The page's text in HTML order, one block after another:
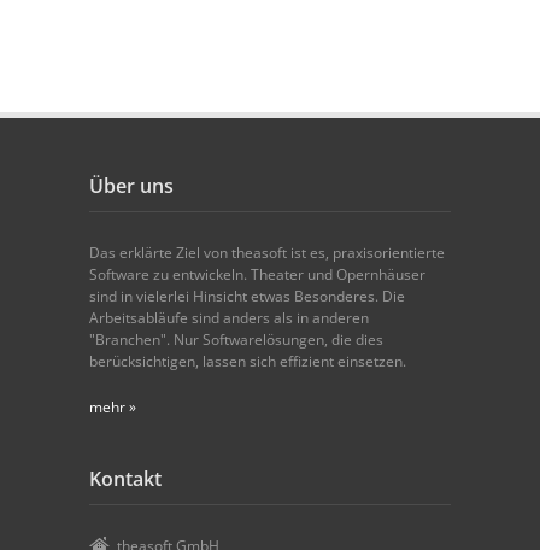
Über uns
Das erklärte Ziel von theasoft ist es, praxisorientierte
Software zu entwickeln. Theater und Opernhäuser
sind in vielerlei Hinsicht etwas Besonderes. Die
Arbeitsabläufe sind anders als in anderen
"Branchen". Nur Softwarelösungen, die dies
berücksichtigen, lassen sich effizient einsetzen.
mehr »
Kontakt
theasoft GmbH